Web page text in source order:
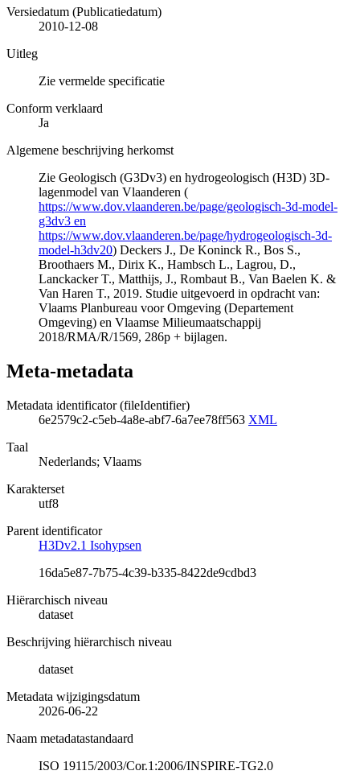
Versiedatum (Publicatiedatum)
2010-12-08
Uitleg
Zie vermelde specificatie
Conform verklaard
Ja
Algemene beschrijving herkomst
Zie Geologisch (G3Dv3) en hydrogeologisch (H3D) 3D-
lagenmodel van Vlaanderen (
https://www.dov.vlaanderen.be/page/geologisch-3d-model-
g3dv3 en
https://www.dov.vlaanderen.be/page/hydrogeologisch-3d-
model-h3dv20) Deckers J., De Koninck R., Bos S.,
Broothaers M., Dirix K., Hambsch L., Lagrou, D.,
Lanckacker T., Matthijs, J., Rombaut B., Van Baelen K. &
Van Haren T., 2019. Studie uitgevoerd in opdracht van:
Vlaams Planbureau voor Omgeving (Departement
Omgeving) en Vlaamse Milieumaatschappij
2018/RMA/R/1569, 286p + bijlagen.
Meta-metadata
Metadata identificator (fileIdentifier)
6e2579c2-c5eb-4a8e-abf7-6a7ee78ff563 XML
Taal
Nederlands; Vlaams
Karakterset
utf8
Parent identificator
H3Dv2.1 Isohypsen
16da5e87-7b75-4c39-b335-8422de9cdbd3
Hiërarchisch niveau
dataset
Beschrijving hiërarchisch niveau
dataset
Metadata wijzigingsdatum
2026-06-22
Naam metadatastandaard
ISO 19115/2003/Cor.1:2006/INSPIRE-TG2.0